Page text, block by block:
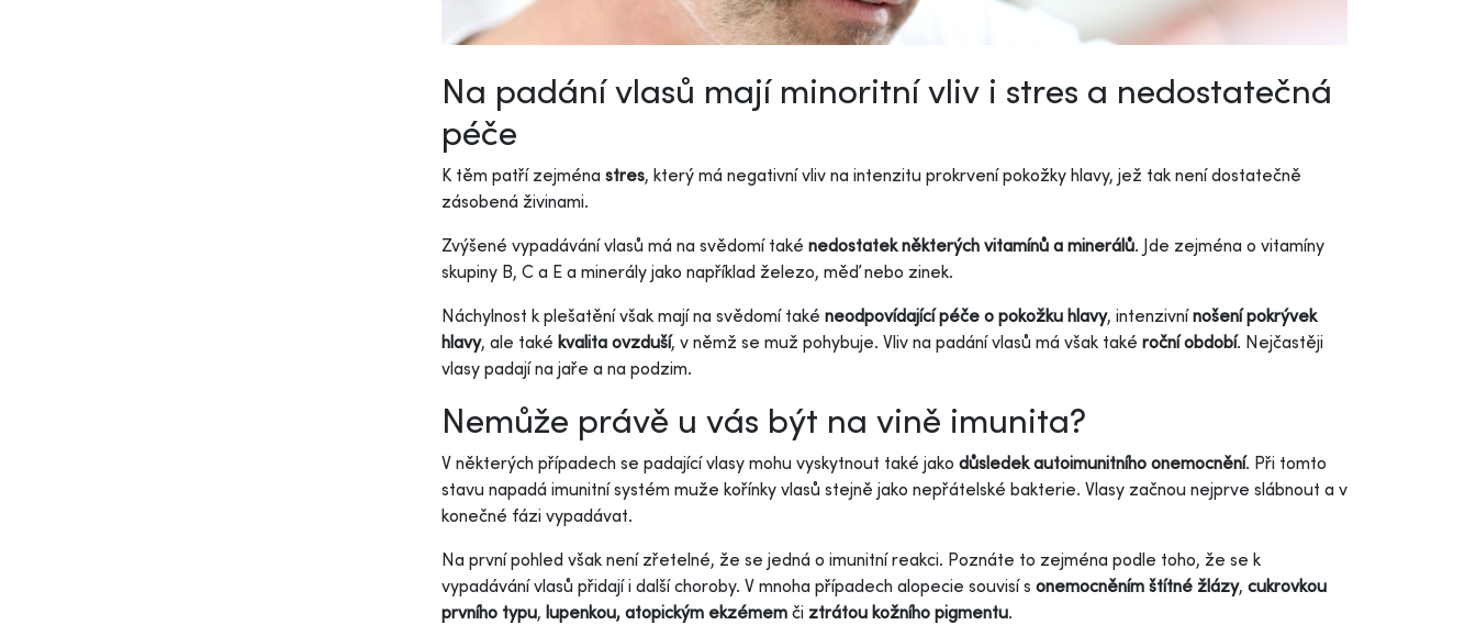
Na padání vlasů mají minoritní vliv i stres a nedostatečná
péče
K těm patří zejména stres, který má negativní vliv na intenzitu prokrvení pokožky hlavy, jež tak není dostatečně
zásobená živinami.
Zvýšené vypadávání vlasů má na svědomí také nedostatek některých vitamínů a minerálů. Jde zejména o vitamíny
skupiny B, C a E a minerály jako například železo, měď nebo zinek.
Náchylnost k plešatění však mají na svědomí také neodpovídající péče o pokožku hlavy, intenzivnínošení pokrývek
hlavy, ale také kvalita ovzduší, v němž se muž pohybuje. Vliv na padání vlasů má však také roční období. Nejčastěji
vlasy padají na jaře a na podzim.
Nemůže právě u vás být na vině imunita?
V některých případech se padající vlasy mohu vyskytnout také jako důsledek autoimunitního onemocnění. Při tomto
stavu napadá imunitní systém muže kořínky vlasů stejně jako nepřátelské bakterie. Vlasy začnou nejprve slábnout a v
konečné fázi vypadávat.
Na první pohled však není zřetelné, že se jedná o imunitní reakci. Poznáte to zejména podle toho, že se k
vypadávání vlasů přidají i další choroby. V mnoha případech alopecie souvisí s onemocněním štítné žlázy, cukrovkou
prvního typu, lupenkou, atopickým ekzémem či ztrátou kožního pigmentu.